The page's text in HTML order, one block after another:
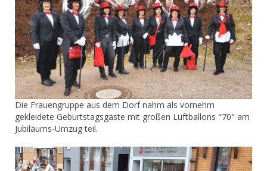
Die Frauengruppe aus dem Dorf nahm als vornehm
gekleidete Geburtstagsgäste mit großen Luftballons "70" am
Jubiläums-Umzug teil.